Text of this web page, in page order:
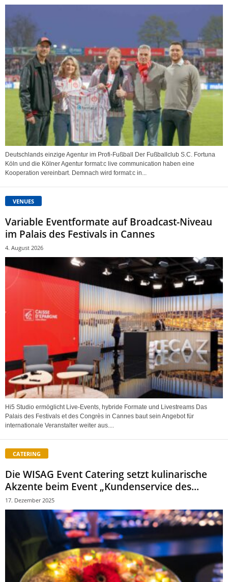
Deutschlands einzige Agentur im Profi-Fußball Der Fußballclub S.C. Fortuna
Köln und die Kölner Agentur format:c live communication haben eine
Kooperation vereinbart. Demnach wird format:c in...
VENUES
Variable Eventformate auf Broadcast-Niveau
im Palais des Festivals in Cannes
4. August 2026
Hi5 Studio ermöglicht Live-Events, hybride Formate und Livestreams Das
Palais des Festivals et des Congrès in Cannes baut sein Angebot für
internationale Veranstalter weiter aus....
CATERING
Die WISAG Event Catering setzt kulinarische
Akzente beim Event „Kundenservice des...
17. Dezember 2025